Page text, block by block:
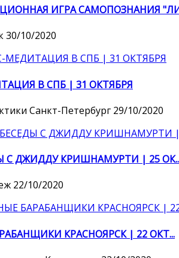
ИГРА САМОПОЗНАНИЯ
30/10/2020
В СПБ | 31 ОКТЯБРЯ
Санкт-Петербург 29/10/2020
С ДЖИДДУ КРИШНАМУРТИ | 25
22/10/2020
КРАСНОЯРСК | 22 ОКТ...